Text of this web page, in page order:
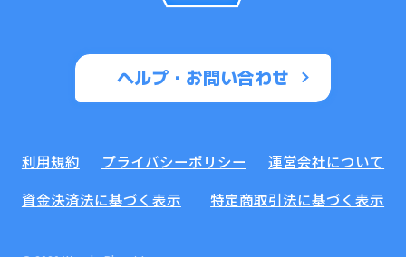
ヘルプ・お問い合わせ
利用規約 プライバシーポリシー
運営会社について
資金決済法に基づく表示
特定商取引法に基づく表示